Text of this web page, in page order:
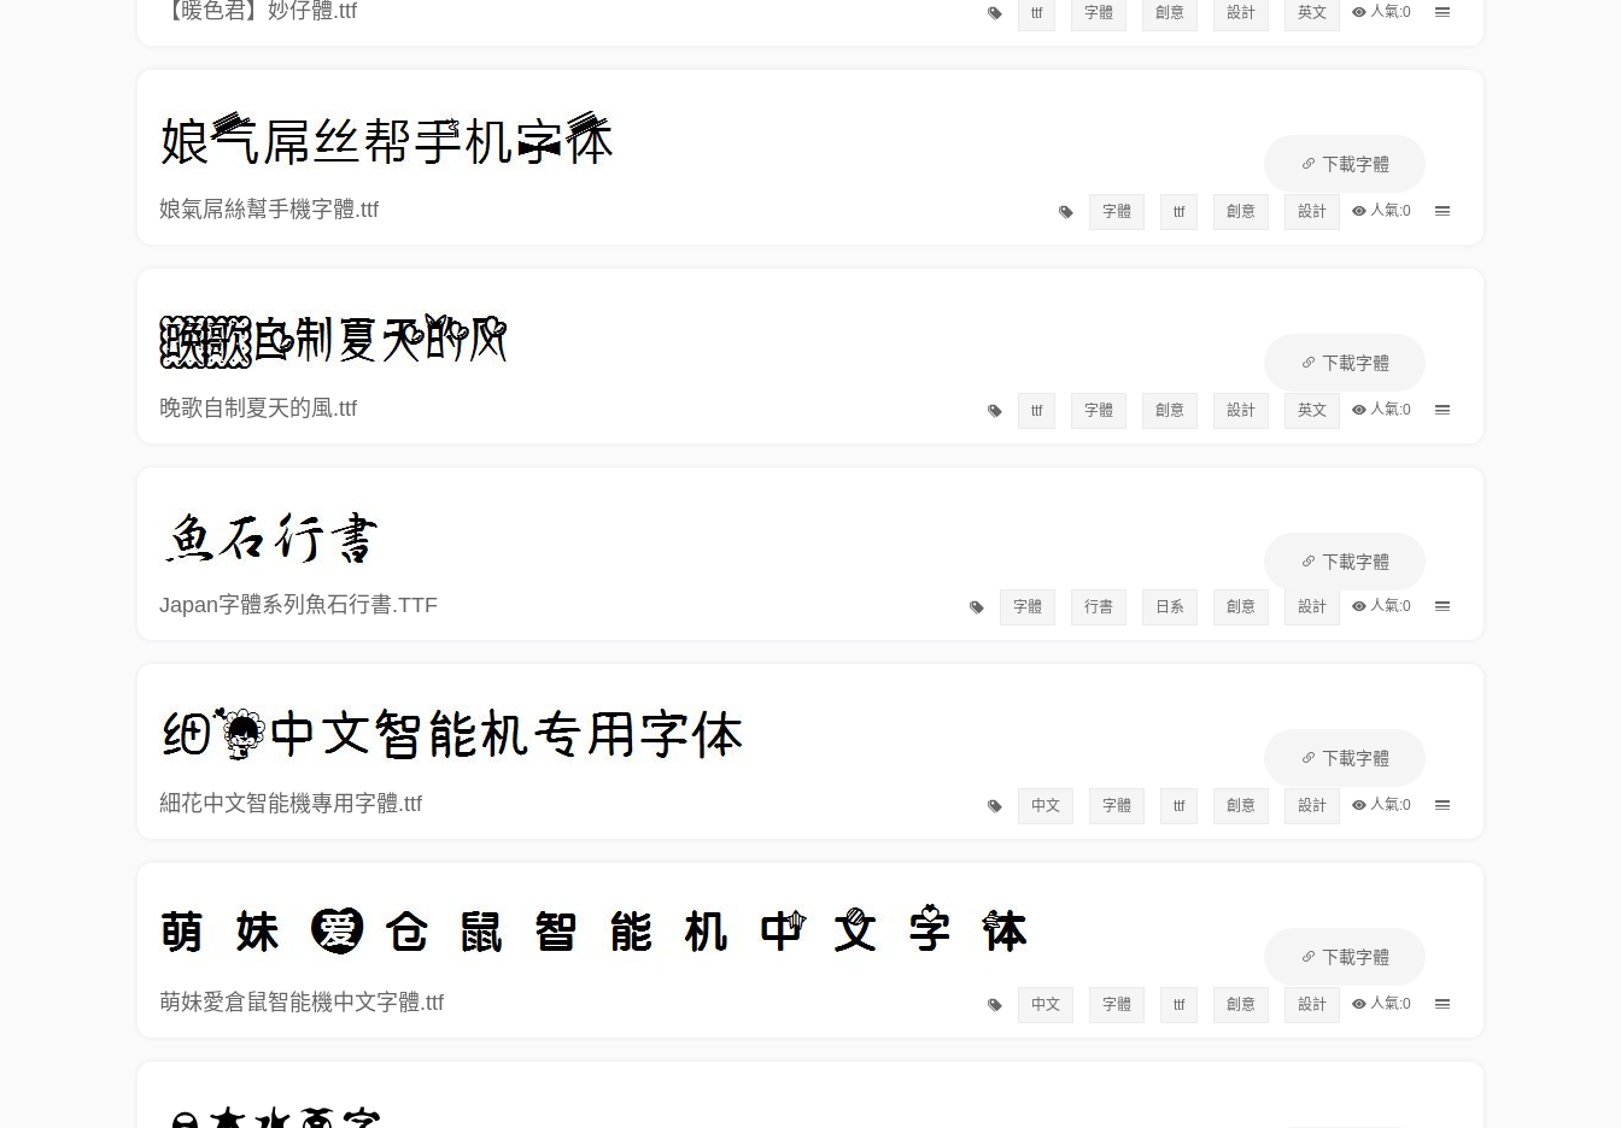
【暖色君】妙仔體.ttf 人氣:0
ttf 字體 創意 設計 英文
下載字體
娘氣屌絲幫手機字體.ttf 人氣:0
字體 ttf 創意 設計
下載字體
晚歌自制夏天的風.ttf 人氣:0
ttf 字體 創意 設計 英文
下載字體
Japan字體系列魚石行書.TTF 人氣:0
字體 行書 日系 創意 設計
下載字體
細花中文智能機專用字體.ttf 人氣:0
中文 字體 ttf 創意 設計
下載字體
萌妹愛倉鼠智能機中文字體.ttf 人氣:0
中文 字體 ttf 創意 設計